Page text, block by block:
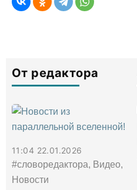
От редактора
11:04 22.01.2026
#словоредактора, Видео,
Новости